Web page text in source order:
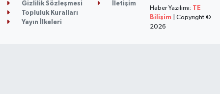
Gizlilik Sözleşmesi
İletişim
Topluluk Kuralları
Yayın İlkeleri
Haber Yazılımı: TE
Bilişim | Copyright ©
2026